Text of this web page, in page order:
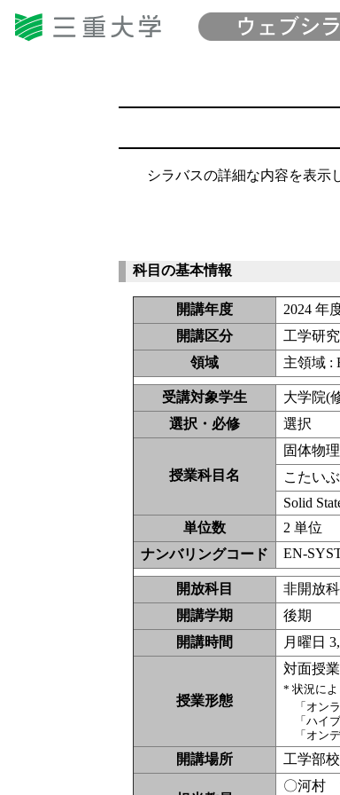
シラバスの詳細な内容を表示
科目の基本情報
開講年度
2024 年
開講区分
工学研
領域
主領域 :
受講対象学生
大学院(
選択・必修
選択
授業科目名
固体物
こたい
Solid
単位数
2 単位
ナンバリングコード
EN-
開放科目
非開
開講学期
後期
開講時間
月曜日
授業形態
対面授業
* 状況に
「オン
「ハイ
「オン
開講場所 工学部
〇河村